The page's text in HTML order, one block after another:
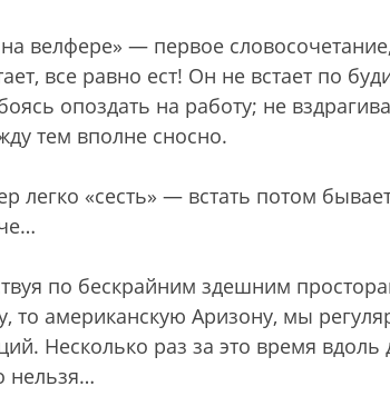
велфере» — первое
все равно ест! Он не встает по
опоздать на работу; не
тем вполне сносно.
легко «сесть» — встать потом
по бескрайним здешним
то американскую Аризону, мы
Несколько раз за это время
нельзя…